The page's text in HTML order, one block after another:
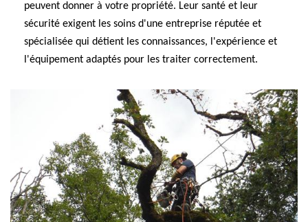
peuvent donner à votre propriété. Leur santé et leur
sécurité exigent les soins d'une entreprise réputée et
spécialisée qui détient les connaissances, l'expérience et
l'équipement adaptés pour les traiter correctement.